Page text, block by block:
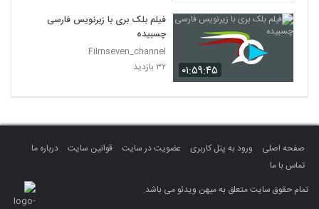
۰۱:۵۹:۴۵
فیلم بلک بری با زیرنویس فارسی
چسبیده
Filmseven_channel
۳۲ بازدید
صفحه اصلی ورود به پنل کاربری عضویت در سایت قوانین سایت
درباره ما
تماس با ما
تمام حقوق سایت متعلق به میهن ویدئو می باشد.